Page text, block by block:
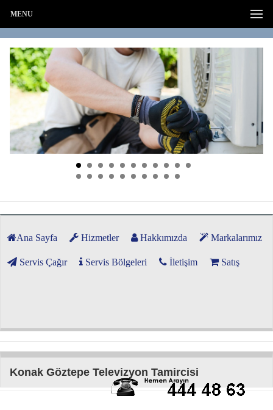
MENU
Ana Sayfa Hizmetler Hakkımızda Markalarımız
Servis Çağır Servis Bölgeleri İletişim Satış
Konak Göztepe Televizyon Tamircisi